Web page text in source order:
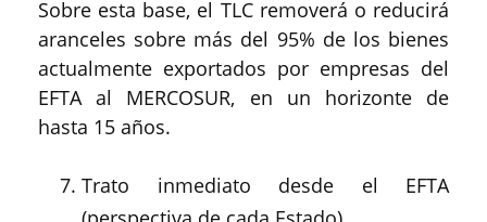
Sobre esta base, el TLC removerá o reducirá
aranceles sobre más del 95% de los bienes
actualmente exportados por empresas del
EFTA al MERCOSUR, en un horizonte de
hasta 15 años.
Trato inmediato desde el EFTA